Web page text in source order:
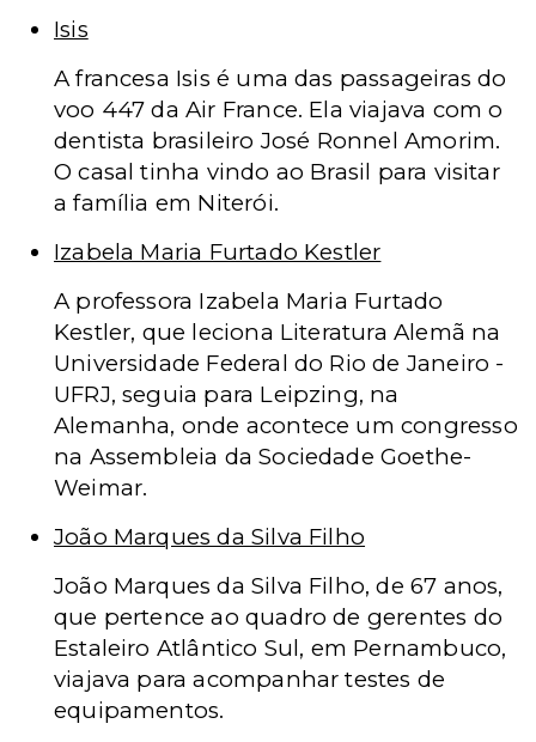
Isis
A francesa Isis é uma das passageiras do
voo 447 da Air France. Ela viajava com o
dentista brasileiro José Ronnel Amorim.
O casal tinha vindo ao Brasil para visitar
a família em Niterói.
Izabela Maria Furtado Kestler
A professora Izabela Maria Furtado
Kestler, que leciona Literatura Alemã na
Universidade Federal do Rio de Janeiro -
UFRJ, seguia para Leipzing, na
Alemanha, onde acontece um congresso
na Assembleia da Sociedade Goethe-
Weimar.
João Marques da Silva Filho
João Marques da Silva Filho, de 67 anos,
que pertence ao quadro de gerentes do
Estaleiro Atlântico Sul, em Pernambuco,
viajava para acompanhar testes de
equipamentos.